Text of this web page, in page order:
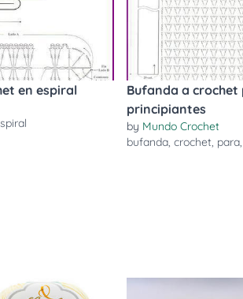
en espiral
Bufanda a crochet
principiantes
by Mundo Crochet
bufanda, crochet, para,